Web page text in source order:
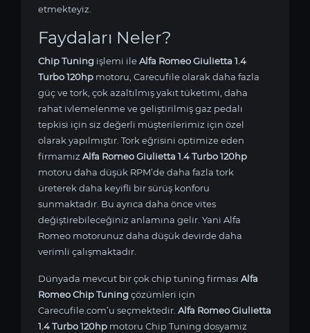
etmekteyiz.
Faydaları Neler?
Chip Tuning işlemi ileAlfa Romeo Giulietta 1.4
Turbo 120hp motoru, Carecufile olarak daha fazla
güç ve tork, çok azaltılmış yakıt tüketimi, daha
rahat ivlemelenme ve geliştirilmiş gaz pedalı
tepkisi için siz değerli müşterilerimiz için özel
olarak yapılmıştır. Tork eğrisini optimize eden
firmamız Alfa Romeo Giulietta 1.4 Turbo 120hp
motoru daha düşük RPM’de daha fazla tork
üreterek daha keyifli bir sürüş konforu
sunmaktadır. Bu ayrıca daha önce vites
değiştirebileceğiniz anlamına gelir. Yani Alfa
Romeo motorunuz daha düşük devirde daha
verimli çalışmaktadır.
Dünyada mevcut bir çok chip tuning firması Alfa
Romeo Chip Tuningçözümleri için
Carecufile.com’u seçmektedir. Alfa Romeo Giulietta
1.4 Turbo 120hp motoru Chip Tuning dosyamız